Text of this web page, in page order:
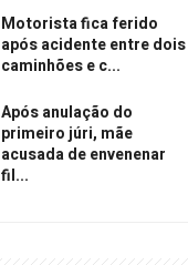
Motorista fica ferido
após acidente entre dois
caminhões e c...
Após anulação do
primeiro júri, mãe
acusada de envenenar
fil...